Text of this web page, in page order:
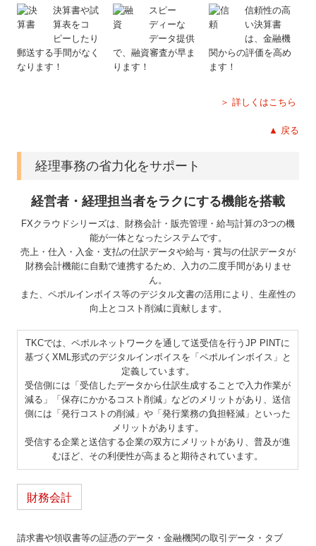
決算書や試
算表をコ
ピーしたり
郵送する手間がなく
なります！
スピー
ディーな
データ提供
で、融資審査が早ま
ります！
信頼性の高
い決算書
は、金融機
関からの評価を高め
ます！
＞ 詳しくはこちら
▲ 戻る
経理事務の省力化をサポート
経営者・経理担当者をラクにする機能を搭載
FXクラウドシリーズは、財務会計・販売管理・給与計算の3つの機
能が一体となったシステムです。
売上・仕入・入金・支払の仕訳データや給与・賞与の仕訳データが
財務会計機能に自動で連携するため、入力の二度手間がありませ
ん。
また、ペポルインボイス等のデジタル文書の活用により、生産性の
向上とコスト削減に貢献します。
TKCでは、ペポルネットワークを通して送受信を行うJP PINTに
基づくXML形式のデジタルインボイスを「ペポルインボイス」と
定義しています。
受信側には「受信したデータから仕訳生成することで入力作業が
減る」「保存にかかるコスト削減」などのメリットがあり、送信
側には「発行コストの削減」や「発行業務の負担軽減」といった
メリットがあります。
受信する企業と送信する企業の双方にメリットがあり、普及が進
むほど、その利便性が高まると期待されています。
財務会計
請求書や領収書等の証憑のデータ・金融機関の取引データ・タブ